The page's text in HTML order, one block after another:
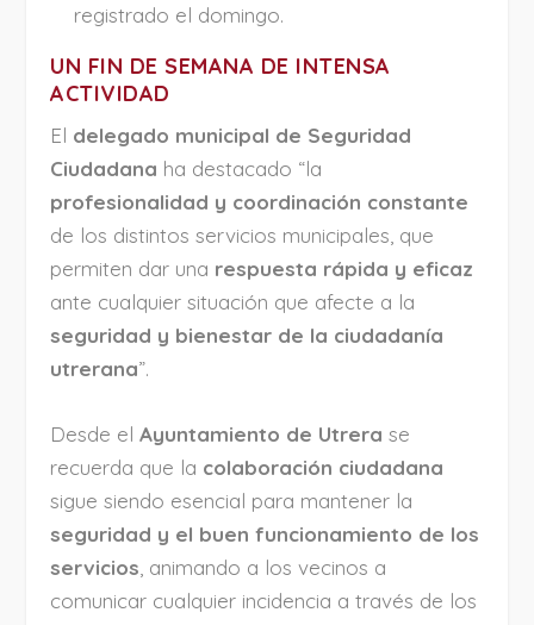
registrado el domingo.
UN FIN DE SEMANA DE INTENSA
ACTIVIDAD
El delegado municipal de Seguridad
Ciudadana ha destacado “la
profesionalidad y coordinación constante
de los distintos servicios municipales, que
permiten dar una respuesta rápida y eficaz
ante cualquier situación que afecte a la
seguridad y bienestar de la ciudadanía
utrerana”.
Desde elAyuntamiento de Utrera se
recuerda que la colaboración ciudadana
sigue siendo esencial para mantener la
seguridad y el buen funcionamiento de los
servicios , animando a los vecinos a
comunicar cualquier incidencia a través de los